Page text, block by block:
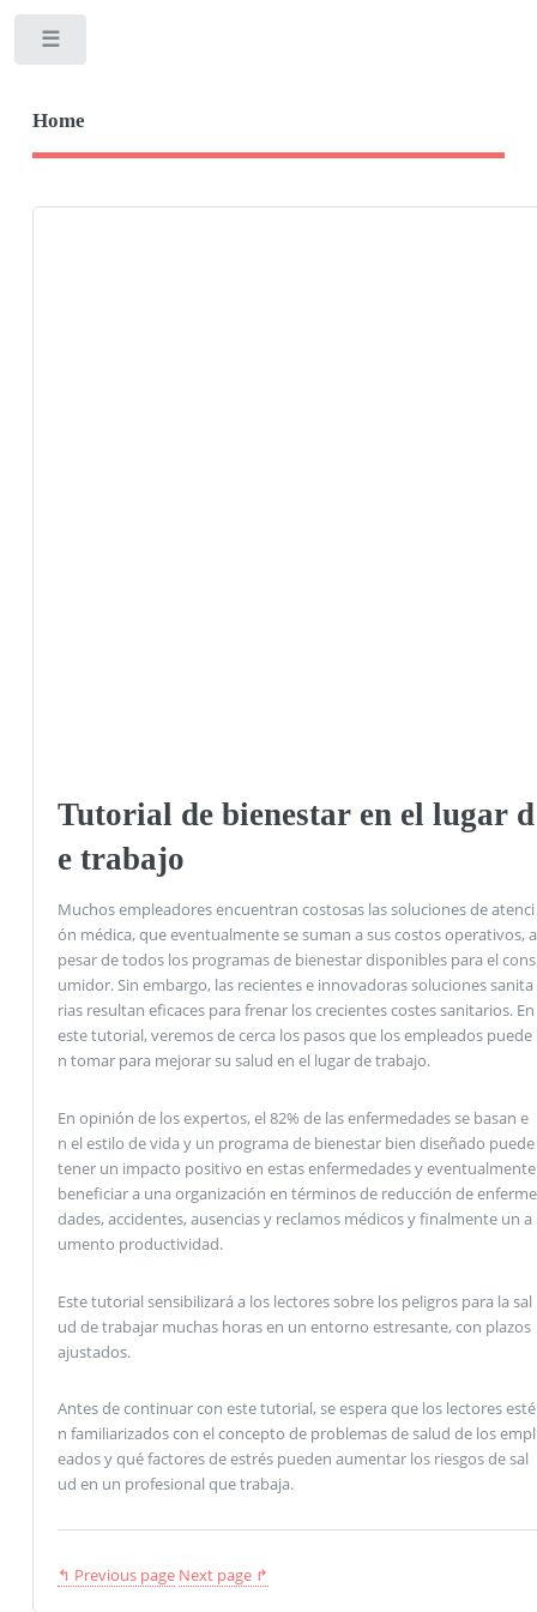
Home
Tutorial de bienestar en el lugar d
e trabajo
Muchos empleadores encuentran costosas las soluciones de atenci
ón médica, que eventualmente se suman a sus costos operativos, a
pesar de todos los programas de bienestar disponibles para el cons
umidor. Sin embargo, las recientes e innovadoras soluciones sanita
rias resultan eficaces para frenar los crecientes costes sanitarios. En
este tutorial, veremos de cerca los pasos que los empleados puede
n tomar para mejorar su salud en el lugar de trabajo.
En opinión de los expertos, el 82% de las enfermedades se basan e
n el estilo de vida y un programa de bienestar bien diseñado puede
tener un impacto positivo en estas enfermedades y eventualmente
beneficiar a una organización en términos de reducción de enferme
dades, accidentes, ausencias y reclamos médicos y finalmente un a
umento productividad.
Este tutorial sensibilizará a los lectores sobre los peligros para la sal
ud de trabajar muchas horas en un entorno estresante, con plazos
ajustados.
Antes de continuar con este tutorial, se espera que los lectores esté
n familiarizados con el concepto de problemas de salud de los empl
eados y qué factores de estrés pueden aumentar los riesgos de sal
ud en un profesional que trabaja.
↰ Previous page Next page ↱